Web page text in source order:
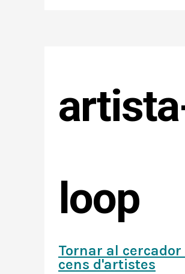
loop
Tornar al cercador
cens d'artistes